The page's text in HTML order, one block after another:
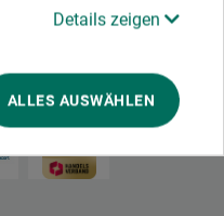
Details zeigen
ALLES AUSWÄHLEN